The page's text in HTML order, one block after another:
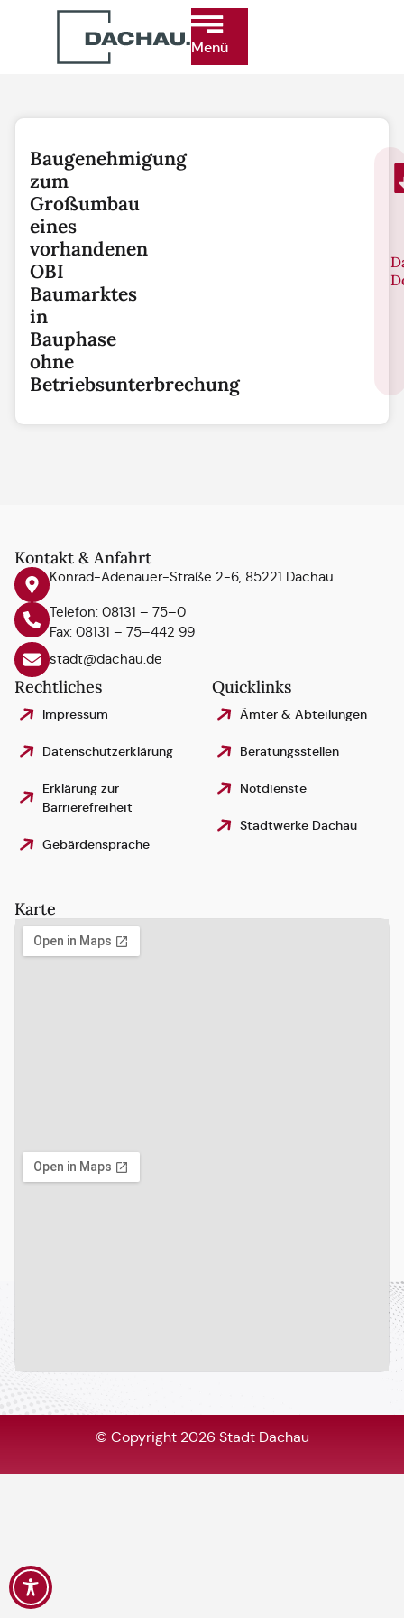
Menü
Baugenehmigung
zum
Großumbau
eines
vorhandenen
OBI
Baumarktes
in
Bauphase
ohne
Betriebsunterbrechung
Kontakt & Anfahrt
Konrad-Adenauer-Straße 2-6, 85221 Dachau
Telefon: 08131 – 75–0
Fax: 08131 – 75–442 99
stadt@dachau.de
Rechtliches
Impressum
Datenschutzerklärung
Erklärung zur
Barrierefreiheit
Gebärdensprache
Quicklinks
Ämter & Abteilungen
Beratungsstellen
Notdienste
Stadtwerke Dachau
Karte
© Copyright 2026 Stadt Dachau